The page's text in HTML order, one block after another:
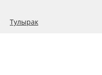
Тулырак